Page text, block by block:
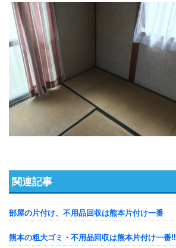
関連記事
部屋の片付け、不用品回収は熊本片付け一番
熊本の粗大ゴミ・不用品回収は熊本片付け一番‼️